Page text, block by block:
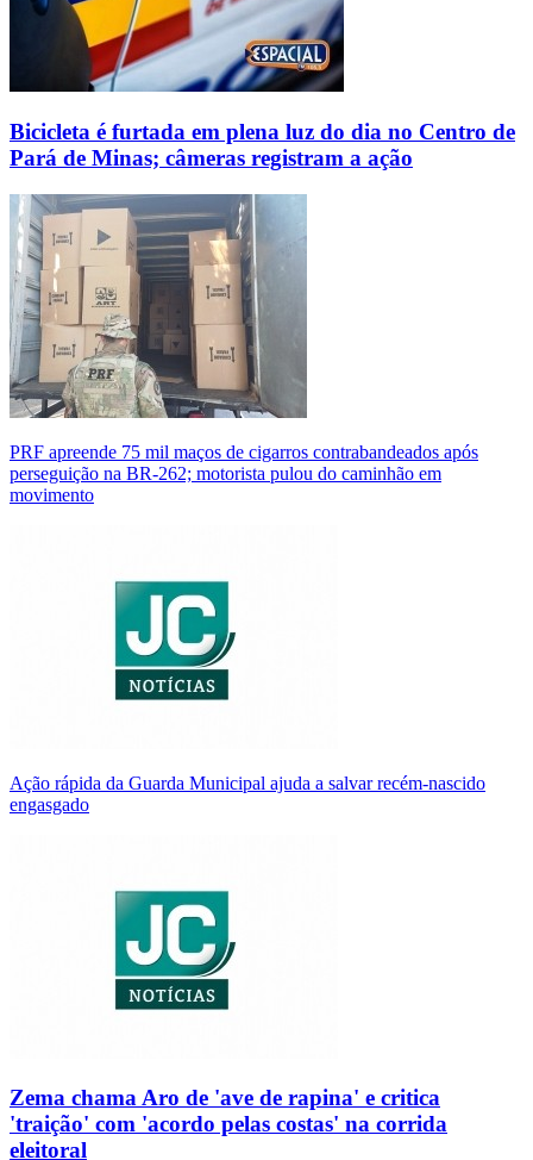
Bicicleta é furtada em plena luz do dia no Centro de
Pará de Minas; câmeras registram a ação
PRF apreende 75 mil maços de cigarros contrabandeados após
perseguição na BR-262; motorista pulou do caminhão em
movimento
Ação rápida da Guarda Municipal ajuda a salvar recém-nascido
engasgado
Zema chama Aro de 'ave de rapina' e critica
'traição' com 'acordo pelas costas' na corrida
eleitoral